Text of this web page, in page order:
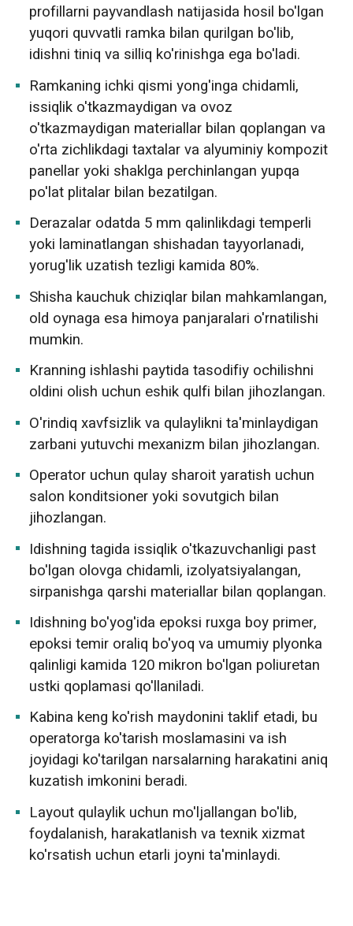
profillarni payvandlash natijasida hosil bo'lgan
yuqori quvvatli ramka bilan qurilgan bo'lib,
idishni tiniq va silliq ko'rinishga ega bo'ladi.
Ramkaning ichki qismi yong'inga chidamli,
issiqlik o'tkazmaydigan va ovoz
o'tkazmaydigan materiallar bilan qoplangan va
o'rta zichlikdagi taxtalar va alyuminiy kompozit
panellar yoki shaklga perchinlangan yupqa
po'lat plitalar bilan bezatilgan.
Derazalar odatda 5 mm qalinlikdagi temperli
yoki laminatlangan shishadan tayyorlanadi,
yorug'lik uzatish tezligi kamida 80%.
Shisha kauchuk chiziqlar bilan mahkamlangan,
old oynaga esa himoya panjaralari o'rnatilishi
mumkin.
Kranning ishlashi paytida tasodifiy ochilishni
oldini olish uchun eshik qulfi bilan jihozlangan.
O'rindiq xavfsizlik va qulaylikni ta'minlaydigan
zarbani yutuvchi mexanizm bilan jihozlangan.
Operator uchun qulay sharoit yaratish uchun
salon konditsioner yoki sovutgich bilan
jihozlangan.
Idishning tagida issiqlik o'tkazuvchanligi past
bo'lgan olovga chidamli, izolyatsiyalangan,
sirpanishga qarshi materiallar bilan qoplangan.
Idishning bo'yog'ida epoksi ruxga boy primer,
epoksi temir oraliq bo'yoq va umumiy plyonka
qalinligi kamida 120 mikron bo'lgan poliuretan
ustki qoplamasi qo'llaniladi.
Kabina keng ko'rish maydonini taklif etadi, bu
operatorga ko'tarish moslamasini va ish
joyidagi ko'tarilgan narsalarning harakatini aniq
kuzatish imkonini beradi.
Layout qulaylik uchun mo'ljallangan bo'lib,
foydalanish, harakatlanish va texnik xizmat
ko'rsatish uchun etarli joyni ta'minlaydi.